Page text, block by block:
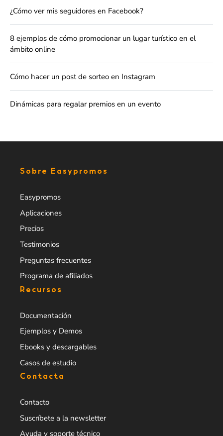
¿Cómo ver mis seguidores en Facebook?
8 ejemplos de cómo promocionar un lugar turístico en el
ámbito online
Cómo hacer un post de sorteo en Instagram
Dinámicas para regalar premios en un evento
Sobre Easypromos
Easypromos
Aplicaciones
Precios
Testimonios
Preguntas frecuentes
Programa de afiliados
Recursos
Documentación
Ejemplos y Demos
Ebooks y descargables
Casos de estudio
Contacta
Contacto
Suscríbete a la newsletter
Ayuda y soporte técnico